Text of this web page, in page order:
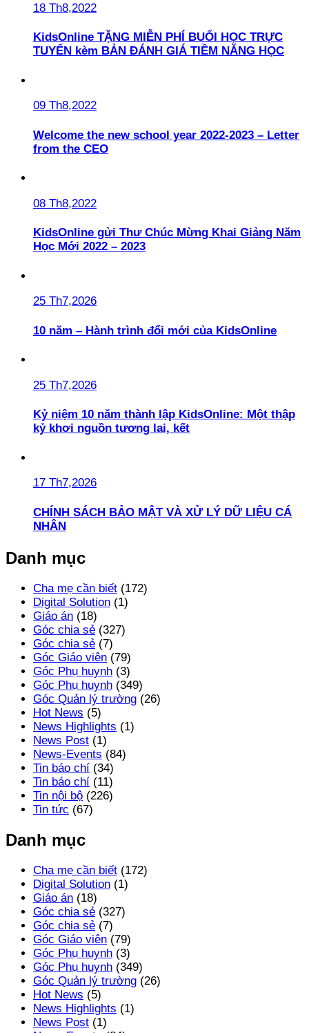
18 Th8,2022
KidsOnline TẶNG MIỄN PHÍ BUỔI HỌC TRỰC
TUYẾN kèm BẢN ĐÁNH GIÁ TIỀM NĂNG HỌC
09 Th8,2022
Welcome the new school year 2022-2023 – Letter
from the CEO
08 Th8,2022
KidsOnline gửi Thư Chúc Mừng Khai Giảng Năm
Học Mới 2022 – 2023
25 Th7,2026
10 năm – Hành trình đổi mới của KidsOnline
25 Th7,2026
Kỷ niệm 10 năm thành lập KidsOnline: Một thập
kỷ khơi nguồn tương lai, kết
17 Th7,2026
CHÍNH SÁCH BẢO MẬT VÀ XỬ LÝ DỮ LIỆU CÁ
NHÂN
Danh mục
Cha mẹ cần biết (172)
Digital Solution (1)
Giáo án (18)
Góc chia sẻ (327)
Góc chia sẻ (7)
Góc Giáo viên (79)
Góc Phụ huynh (3)
Góc Phụ huynh (349)
Góc Quản lý trường (26)
Hot News (5)
News Highlights (1)
News Post (1)
News-Events (84)
Tin báo chí (34)
Tin báo chí (11)
Tin nội bộ (226)
Tin tức (67)
Danh mục
Cha mẹ cần biết (172)
Digital Solution (1)
Giáo án (18)
Góc chia sẻ (327)
Góc chia sẻ (7)
Góc Giáo viên (79)
Góc Phụ huynh (3)
Góc Phụ huynh (349)
Góc Quản lý trường (26)
Hot News (5)
News Highlights (1)
News Post (1)